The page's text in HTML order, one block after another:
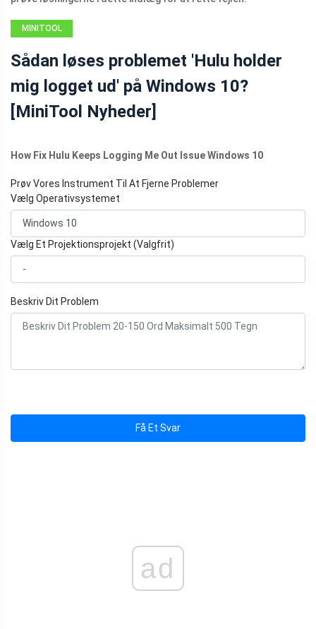
MINITOOL
Sådan løses problemet 'Hulu holder
mig logget ud' på Windows 10?
[MiniTool Nyheder]
How Fix Hulu Keeps Logging Me Out Issue Windows 10
Prøv Vores Instrument Til At Fjerne Problemer
Vælg Operativsystemet
Vælg Et Projektionsprojekt (Valgfrit)
Beskriv Dit Problem
Få Et Svar
ad